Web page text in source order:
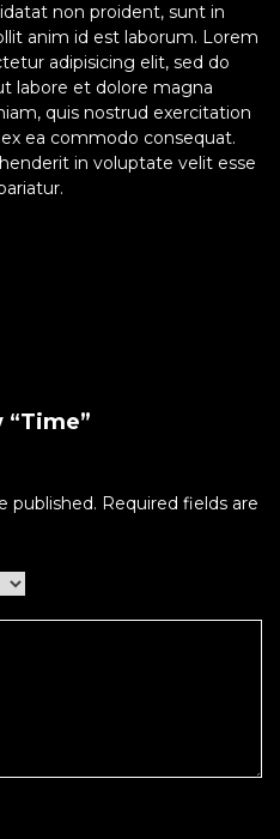
non proident, sunt in
anim id est laborum. Lorem
adipisicing elit, sed do
labore et dolore magna
quis nostrud exercitation
ea commodo consequat.
in voluptate velit esse
published. Required fields are